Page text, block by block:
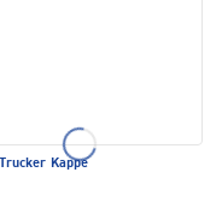
Trucker Kappe